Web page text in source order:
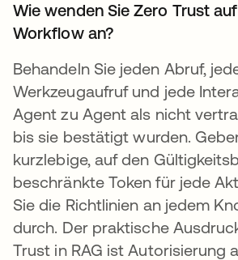
Wie wenden Sie Zero Trust
Workflow an?
Behandeln Sie jeden Abruf,
Werkzeugaufruf und jede
Agent zu Agent als nicht
bis sie bestätigt wurden.
kurzlebige, auf den
beschränkte Token für jede
Sie die Richtlinien an jedem
durch. Der praktische
Trust in RAG ist Autorisierung